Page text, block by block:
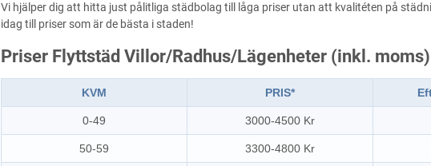
Vi hjälper dig att hitta just pålitliga städbolag till låga priser utan att kvalitéten på
idag till priser som är de bästa i staden!
Priser Flyttstäd Villor/Radhus/Lägenheter (inkl. moms)
KVM PRIS*
0-49 3000-4500 Kr
50-59 3300-4800 Kr